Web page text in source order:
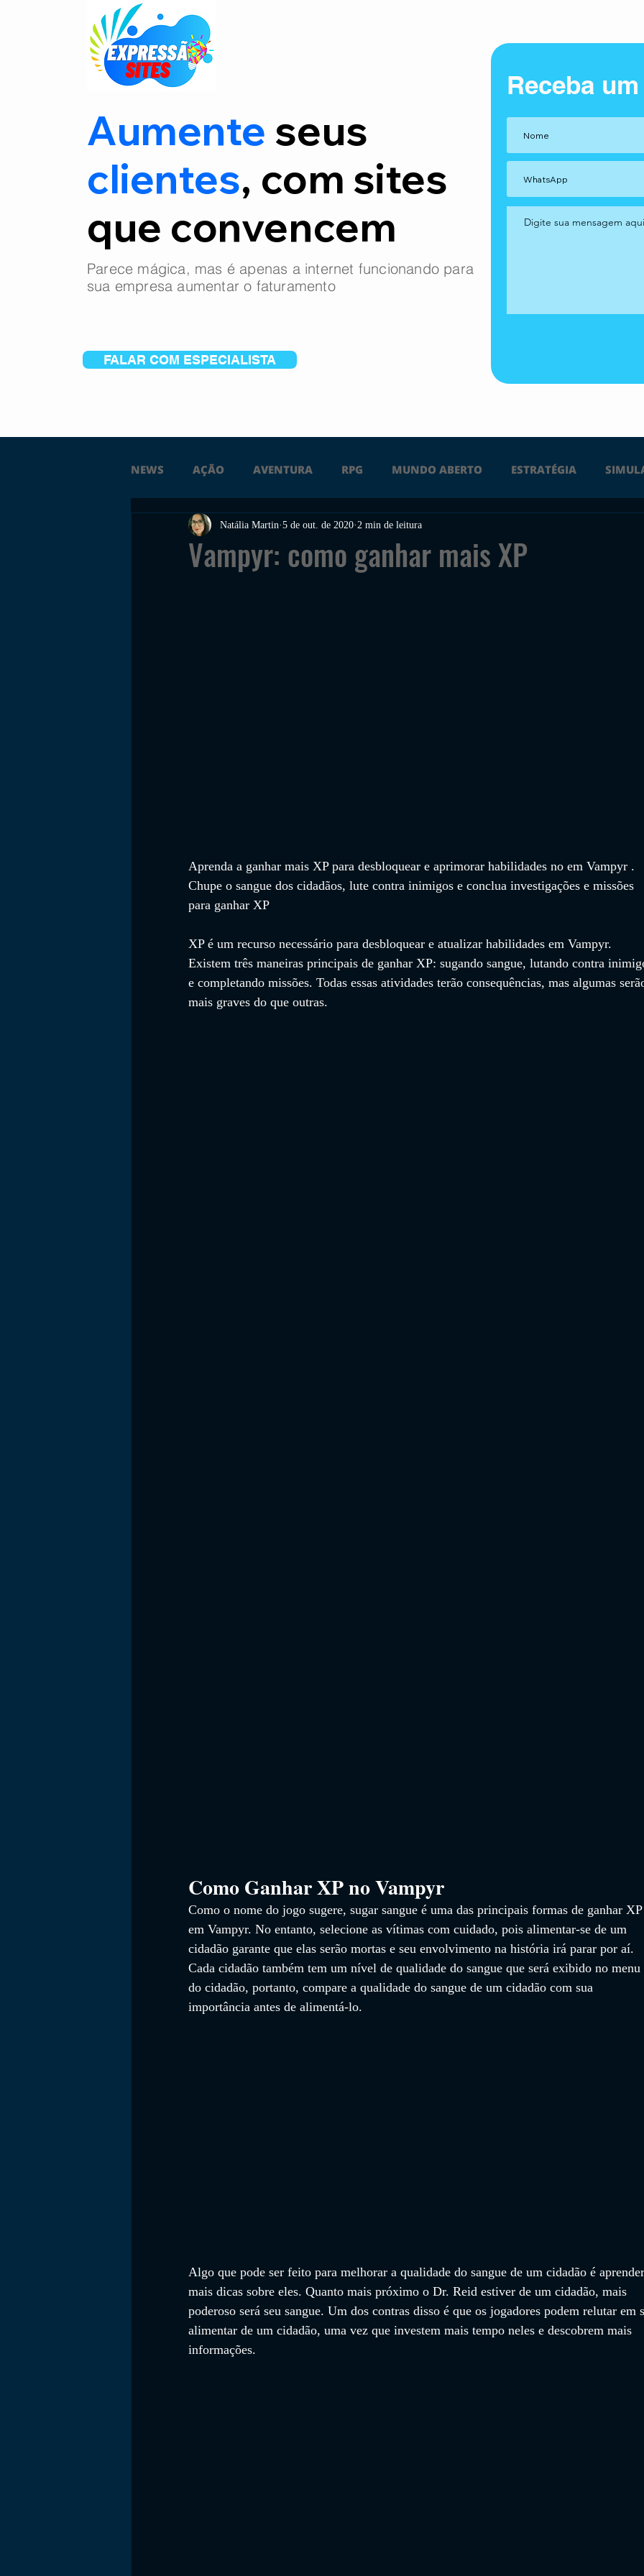
Aumente seus
clientes, com sites
que convencem
Parece mágica, mas é apenas a internet funcionando para
sua empresa aumentar o faturamento
FALAR COM ESPECIALISTA
Receba
NEWS AÇÃO AVENTURA RPG MUNDO ABERTO ESTRATÉGIA
FICÇÃO TERROR PC PS4 PS5
Vampyr: como ganhar mais XP
Natália Martin 5 de out. de 2020 2 min de leitura
Aprenda a ganhar mais XP para desbloquear e aprimorar habilidades no em Vampyr .
Chupe o sangue dos cidadãos, lute contra inimigos e conclua investigações e missões
para ganhar XP
XP é um recurso necessário para desbloquear e atualizar habilidades em Vampyr.
Existem três maneiras principais de ganhar XP: sugando sangue, lutando contra
e completando missões. Todas essas atividades terão consequências, mas algumas
mais graves do que outras.
Como Ganhar XP no Vampyr
Como o nome do jogo sugere, sugar sangue é uma das principais formas de ganhar
em Vampyr. No entanto, selecione as vítimas com cuidado, pois alimentar-se de um
cidadão garante que elas serão mortas e seu envolvimento na história irá parar por aí.
Cada cidadão também tem um nível de qualidade do sangue que será exibido no menu
do cidadão, portanto, compare a qualidade do sangue de um cidadão com sua
importância antes de alimentá-lo.
Algo que pode ser feito para melhorar a qualidade do sangue de um cidadão é
mais dicas sobre eles. Quanto mais próximo o Dr. Reid estiver de um cidadão, mais
poderoso será seu sangue. Um dos contras disso é que os jogadores podem relutar em
alimentar de um cidadão, uma vez que investem mais tempo neles e descobrem mais
informações.